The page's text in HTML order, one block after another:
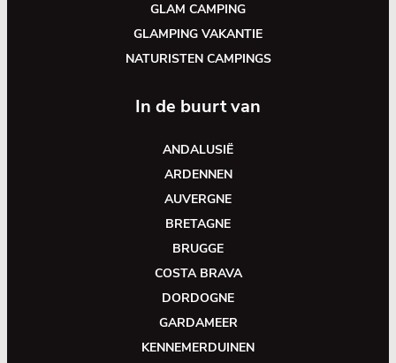
GLAM CAMPING
GLAMPING VAKANTIE
NATURISTEN CAMPINGS
In de buurt van
ANDALUSIË
ARDENNEN
AUVERGNE
BRETAGNE
BRUGGE
COSTA BRAVA
DORDOGNE
GARDAMEER
KENNEMERDUINEN